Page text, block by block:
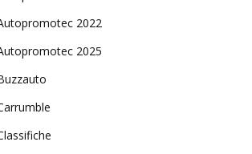
2022
2025